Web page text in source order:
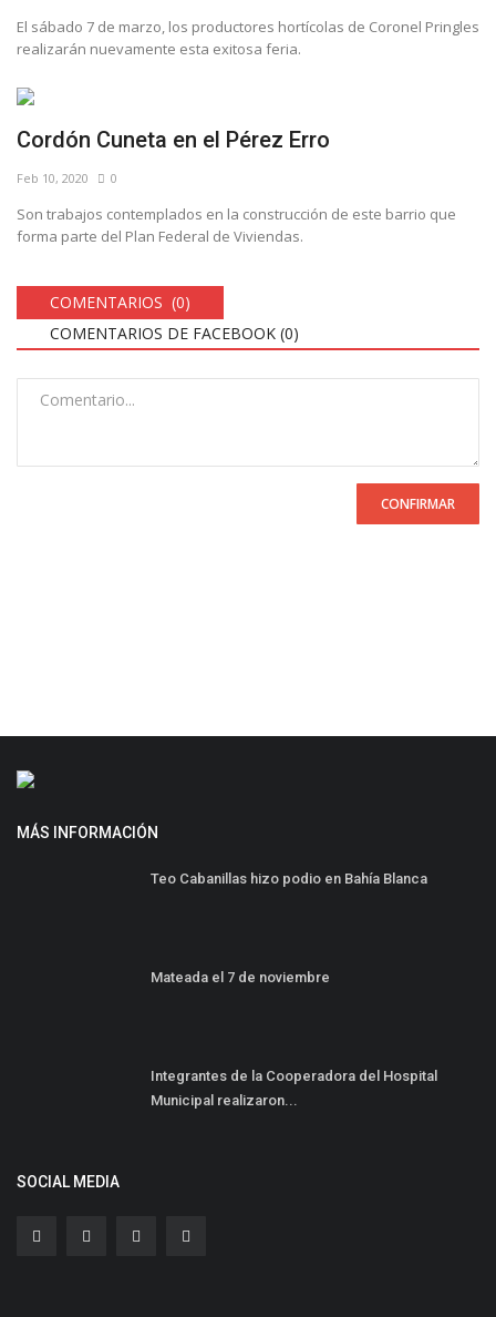
El sábado 7 de marzo, los productores hortícolas de Coronel Pringles
realizarán nuevamente esta exitosa feria.
Cordón Cuneta en el Pérez Erro
Feb 10, 2020 0
Son trabajos contemplados en la construcción de este barrio que
forma parte del Plan Federal de Viviendas.
COMENTARIOS (0)
COMENTARIOS DE FACEBOOK (0)
CONFIRMAR
MÁS INFORMACIÓN
Teo Cabanillas hizo podio en Bahía Blanca
Mateada el 7 de noviembre
Integrantes de la Cooperadora del Hospital
Municipal realizaron...
SOCIAL MEDIA